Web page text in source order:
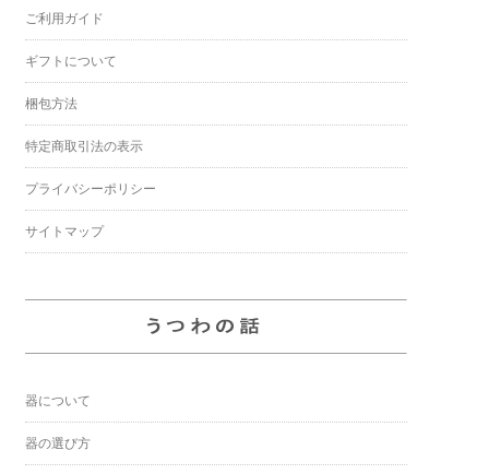
ご利用ガイド
ギフトについて
梱包方法
特定商取引法の表示
プライバシーポリシー
サイトマップ
器について
器の選び方